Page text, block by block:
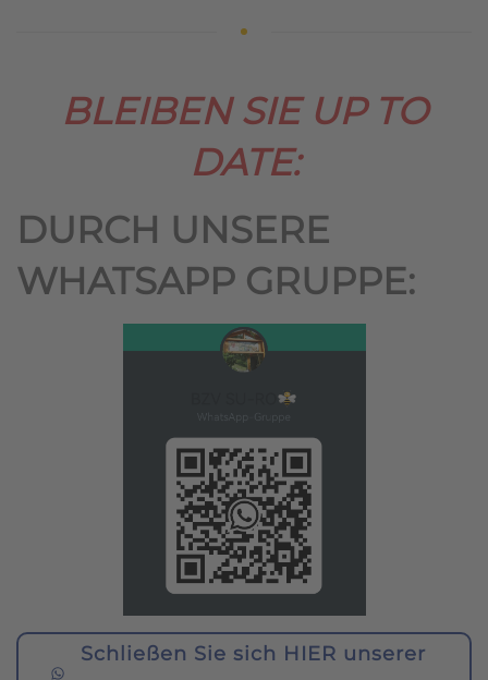
BLEIBEN SIE UP TO
DATE:
DURCH UNSERE
WHATSAPP GRUPPE:
Schließen Sie sich HIER unserer